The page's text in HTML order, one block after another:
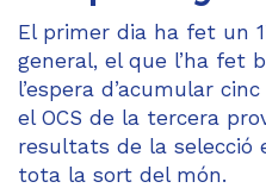
El primer dia ha fet un
general, el que l’ha fet
l’espera d’acumular
el OCS de la tercera
resultats de la selecció
tota la sort del món.